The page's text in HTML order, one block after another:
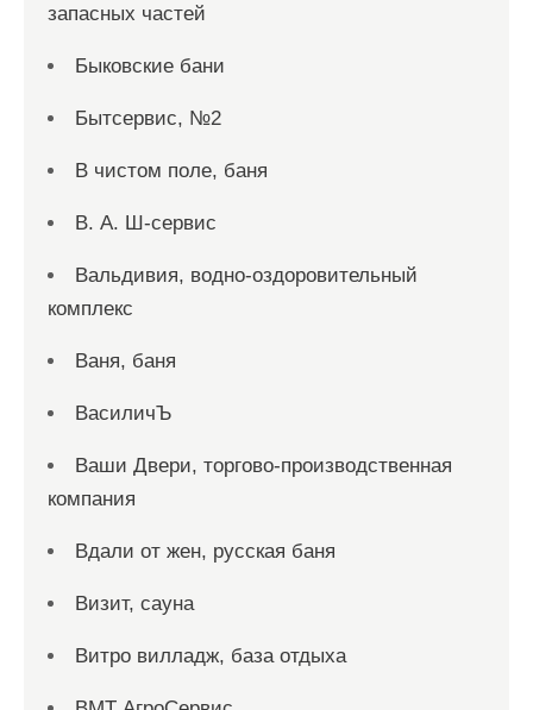
запасных частей
Быковские бани
Бытсервис, №2
В чистом поле, баня
В. А. Ш-сервис
Вальдивия, водно-оздоровительный
комплекс
Ваня, баня
ВасиличЪ
Ваши Двери, торгово-производственная
компания
Вдали от жен, русская баня
Визит, сауна
Витро вилладж, база отдыха